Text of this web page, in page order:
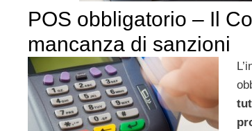
POS obbligatorio – Il
mancanza di sanzioni